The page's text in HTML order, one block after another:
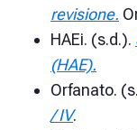
revisione.
HAEi. (s.d.).
(HAE).
Orfanato.
/ IV.